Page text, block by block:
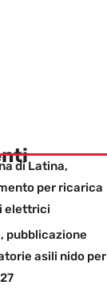
di Latina,
per ricarica
elettrici
pubblicazione
asili nido per